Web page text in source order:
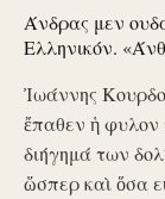
Άνδρας μεν
Ελληνικόν.
Ἰωάννης
ἔπαθεν ἡ
διήγημά των
ὥσπερ καὶ ὅσα